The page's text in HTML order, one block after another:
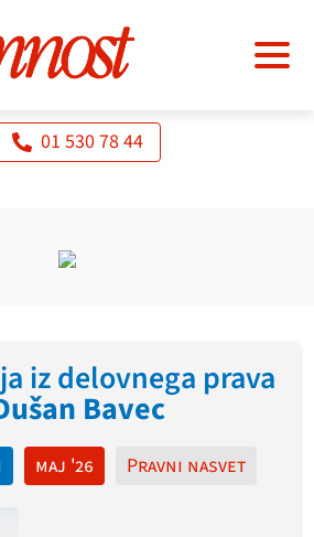
01 530 78 44
iz delovnega prava
Bavec
maj '26 Pravni nasvet